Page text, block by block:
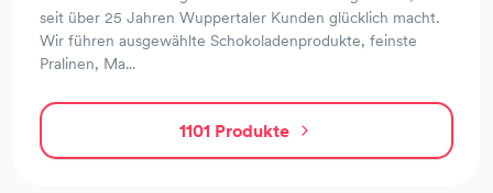
seit über 25 Jahren Wuppertaler Kunden glücklich macht.
Wir führen ausgewählte Schokoladenprodukte, feinste
Pralinen, Ma...
1101 Produkte
vom